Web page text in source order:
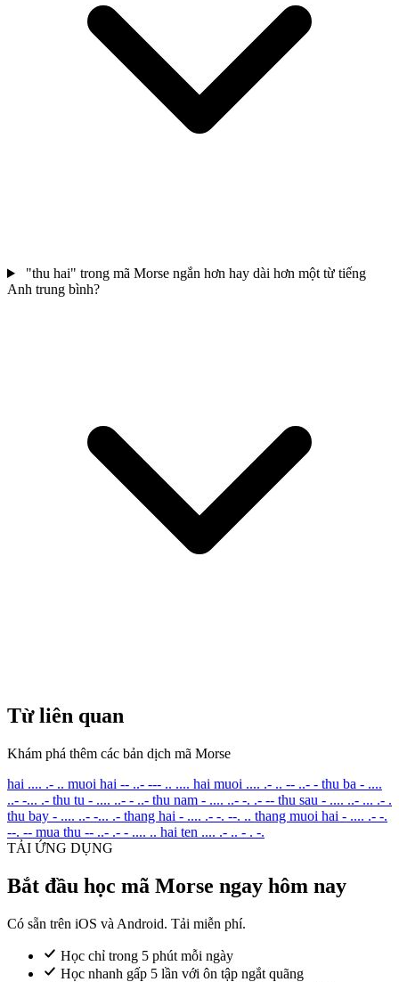
"thu hai" trong mã Morse ngắn hơn hay dài hơn một từ tiếng
Anh trung bình?
Từ liên quan
Khám phá thêm các bản dịch mã Morse
hai .... .- .. muoi hai -- ..- --- .. .... hai muoi .... .- .. -- ..- - thu ba - ....
..- -... .- thu tu - .... ..- - ..- thu nam - .... ..- -. .- -- thu sau - .... ..- ... .- .
thu bay - .... ..- -... .- thang hai - .... .- -. --. .. thang muoi hai - .... .- -.
--. -- mua thu -- ..- .- - .... .. hai ten .... .- .. - . -.
TẢI ỨNG DỤNG
Bắt đầu học mã Morse ngay hôm nay
Có sẵn trên iOS và Android. Tải miễn phí.
Học chỉ trong 5 phút mỗi ngày
Học nhanh gấp 5 lần với ôn tập ngắt quãng